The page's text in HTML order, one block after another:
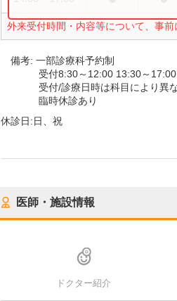
外来受付時間・内容等について、事
備考:一部診療科予約制
受付8:30～12:00 13:30～17:00
受付/診療日時は科目により異
臨時休診あり
休診日:日、祝
医師・施設情報
ドクター紹介